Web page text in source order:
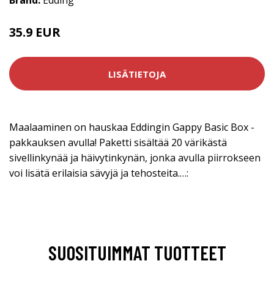
35.9 EUR
LISÄTIETOJA
Maalaaminen on hauskaa Eddingin Gappy Basic Box -
pakkauksen avulla! Paketti sisältää 20 värikästä
sivellinkynää ja häivytinkynän, jonka avulla piirrokseen
voi lisätä erilaisia sävyjä ja tehosteita.…:
SUOSITUIMMAT TUOTTEET